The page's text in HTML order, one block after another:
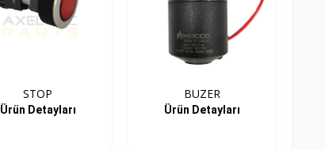
STOP
Ürün Detayları
BUZER
Ürün Detayları